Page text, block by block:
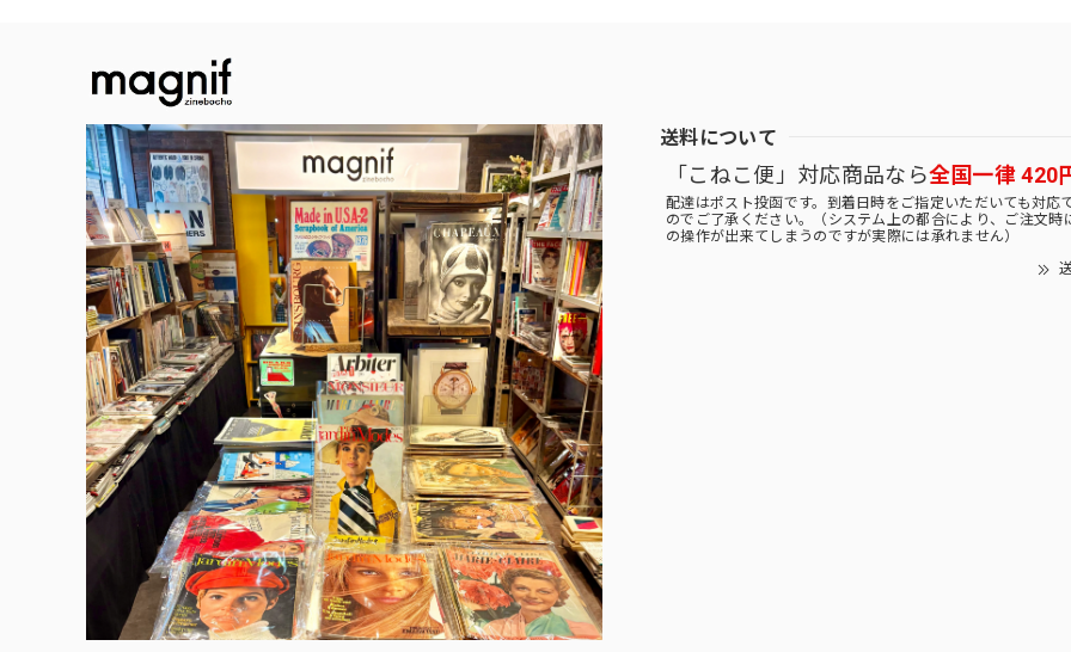
送料について
「こねこ便」対応商品なら全国一律 420
配達はポスト投函です。到着日時をご指定いただいても対応
のでご了承ください。（システム上の都合により、ご注文時
の操作が出来てしまうのですが実際には承れません）